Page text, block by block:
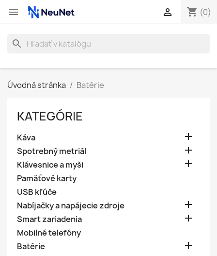
 shopping_cart (0)

search
Úvodná stránka Batérie
KATEGÓRIE
Káva 
Spotrebný metriál 
Klávesnice a myši 
Pamäťové karty
USB kľúče
Nabíjačky a napájecie zdroje

Smart zariadenia 
Mobilné telefóny
Batérie
